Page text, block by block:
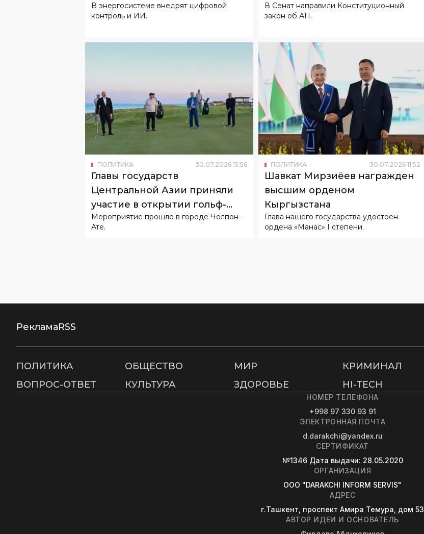
В энергосистеме внедрят цифровой
контроль и ИИ.
Президента
В Сенат направили Конституционный
закон об АП.
ПОЛИТИКА 30.07.2026 15:56
Главы государств
Центральной Азии приняли
участие в открытии гольф-
клуба на Иссык-Куле
Мероприятие прошло в городе Чолпон-
Ате.
ПОЛИТИКА 30.07.2026 11:52
Шавкат Мирзиёев награжден
высшим орденом
Кыргызстана
Глава нашего государства удостоен
ордена «Манас» I степени.
РекламаRSS
ПОЛИТИКА ОБЩЕСТВО МИР КРИМИНАЛ
ВОПРОС-ОТВЕТ
КУЛЬТУРА ЗДОРОВЬЕ HI-TECH
НОМЕР ТЕЛЕФОНА
+998 97 330 93 91
ЭЛЕКТРОННАЯ ПОЧТА
d.darakchi@yandex.ru
СЕРТИФИКАТ
№1346 Дата выдачи: 28.05.2020
ОРГАНИЗАЦИЯ
OOO "DARAKCHI INFORM SERVIS"
АДРЕС
г.Ташкент, проспект Амира Темура, дом 53
АВТОР ИДЕИ И ОСНОВАТЕЛЬ